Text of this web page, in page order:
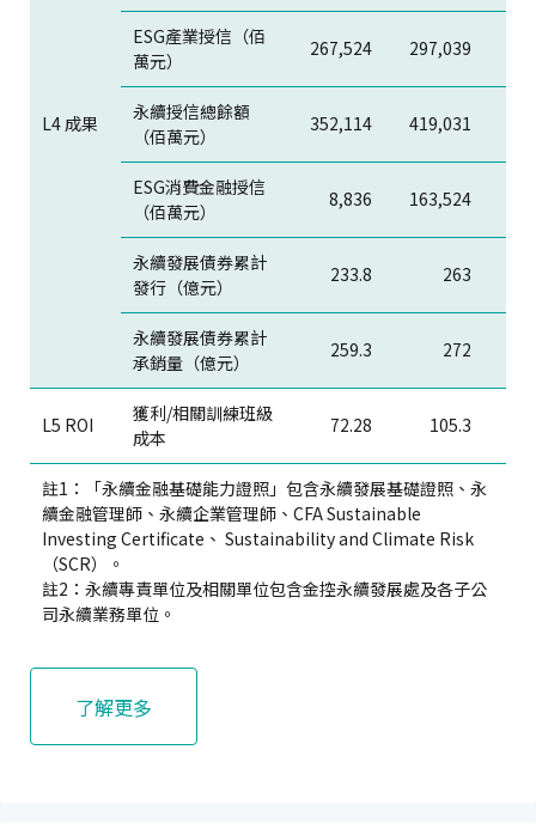
L4 成果
ESG產業授信（佰
萬元）
267,524 297,039
永續授信總餘額
（佰萬元）
352,114 419,031
ESG消費金融授信
（佰萬元）
8,836 163,524
永續發展債券累計
發行（億元）
233.8 263
永續發展債券累計
承銷量（億元）
259.3 272
L5 ROI
獲利/相關訓練班級
成本
72.28 105.3
註1：「永續金融基礎能力證照」包含永續發展基礎證照、永
續金融管理師、永續企業管理師、CFA Sustainable
Investing Certificate、 Sustainability and Climate Risk
（SCR）。
註2：永續專責單位及相關單位包含金控永續發展處及各子公
司永續業務單位。
了解更多